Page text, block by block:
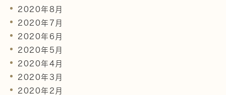
2020年8月
2020年7月
2020年6月
2020年5月
2020年4月
2020年3月
2020年2月